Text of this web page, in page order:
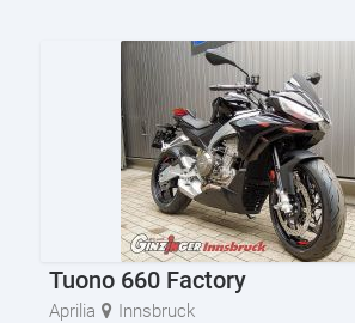
Tuono 660 Factory
Aprilia
Innsbruck